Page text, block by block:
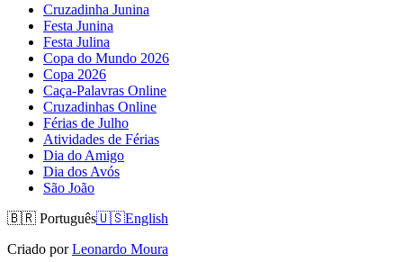
Cruzadinha Junina
Festa Junina
Festa Julina
Copa do Mundo 2026
Copa 2026
Caça-Palavras Online
Cruzadinhas Online
Férias de Julho
Atividades de Férias
Dia do Amigo
Dia dos Avós
São João
🇧🇷 Português🇺🇸English
Criado por Leonardo Moura